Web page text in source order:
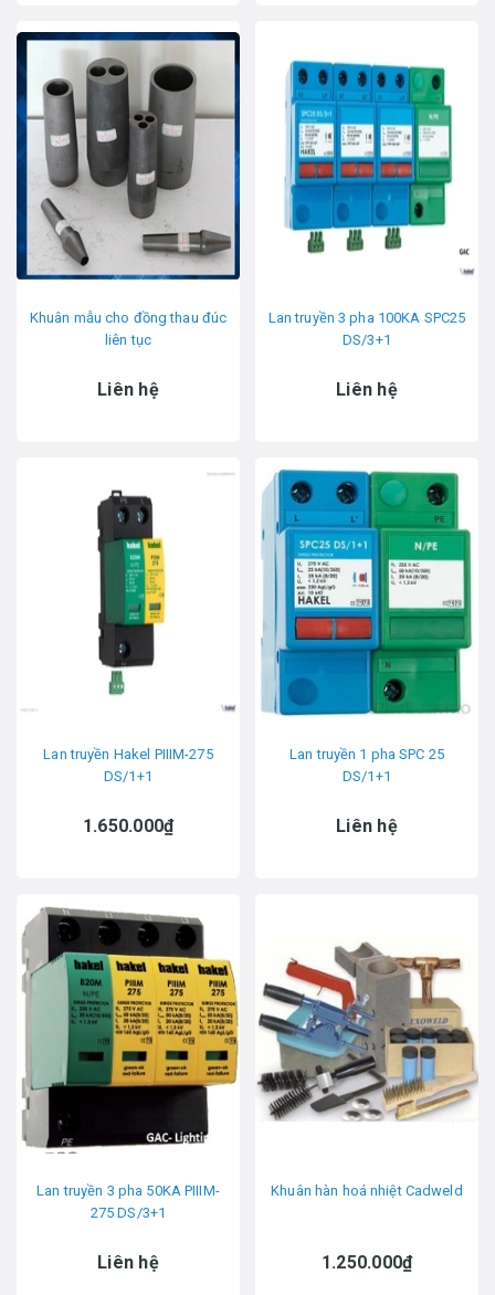
Khuân mẫu cho đồng thau đúc
liên tục
Liên hệ
Lan truyền 3 pha 100KA SPC25
DS/3+1
Liên hệ
Lan truyền Hakel PIIIM-275
DS/1+1
1.650.000₫
Lan truyền 1 pha SPC 25
DS/1+1
Liên hệ
Lan truyền 3 pha 50KA PIIIM-
275 DS/3+1
Liên hệ
Khuân hàn hoá nhiệt Cadweld
1.250.000₫